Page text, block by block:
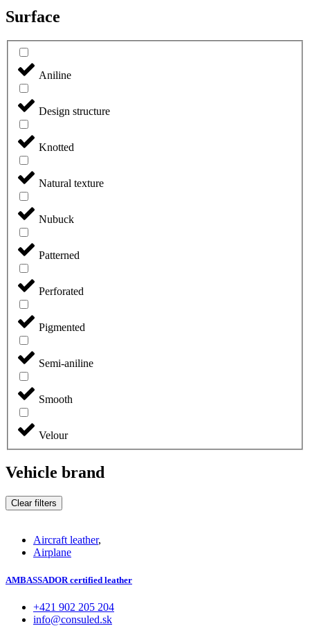
Surface
Aniline
Design structure
Knotted
Natural texture
Nubuck
Patterned
Perforated
Pigmented
Semi-aniline
Smooth
Velour
Vehicle brand
Clear filters
Aircraft leather,
Airplane
AMBASSADOR certified leather
+421 902 205 204
info@consuled.sk